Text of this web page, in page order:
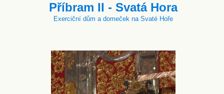
Příbram II - Svatá Hora
Exerciční dům a domeček na Svaté Hoře